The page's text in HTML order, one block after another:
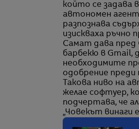
който се задава
автономен
разпознава
изискваха ръчно
Самат дава пред
барбекю в Gmail,
необходимите
одобрение преди
Такова ниво на
желае софтуер,
подчертава, че
„Човекът винаги